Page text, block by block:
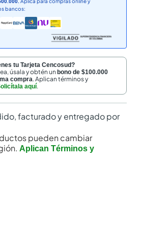
bancos:
tu Tarjeta Cencosud?
úsala y obtén unbono de $100.000
compra. Aplican términos y
aquí.
facturado y entregado por
pueden cambiar
Aplican Términos y